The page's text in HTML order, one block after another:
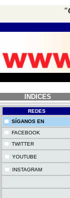
INDICES